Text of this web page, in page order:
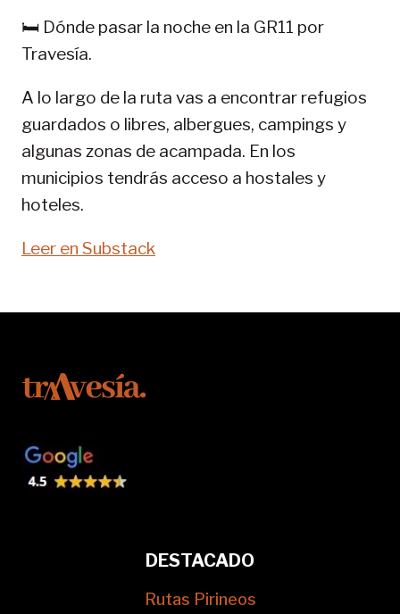
11-
🛏️ Dónde pasar la noche en la GR11 por
Travesía.
A lo largo de la ruta vas a encontrar refugios
guardados o libres, albergues, campings y
algunas zonas de acampada. En los
municipios tendrás acceso a hostales y
hoteles.
Leer en Substack
DESTACADO
Rutas Pirineos